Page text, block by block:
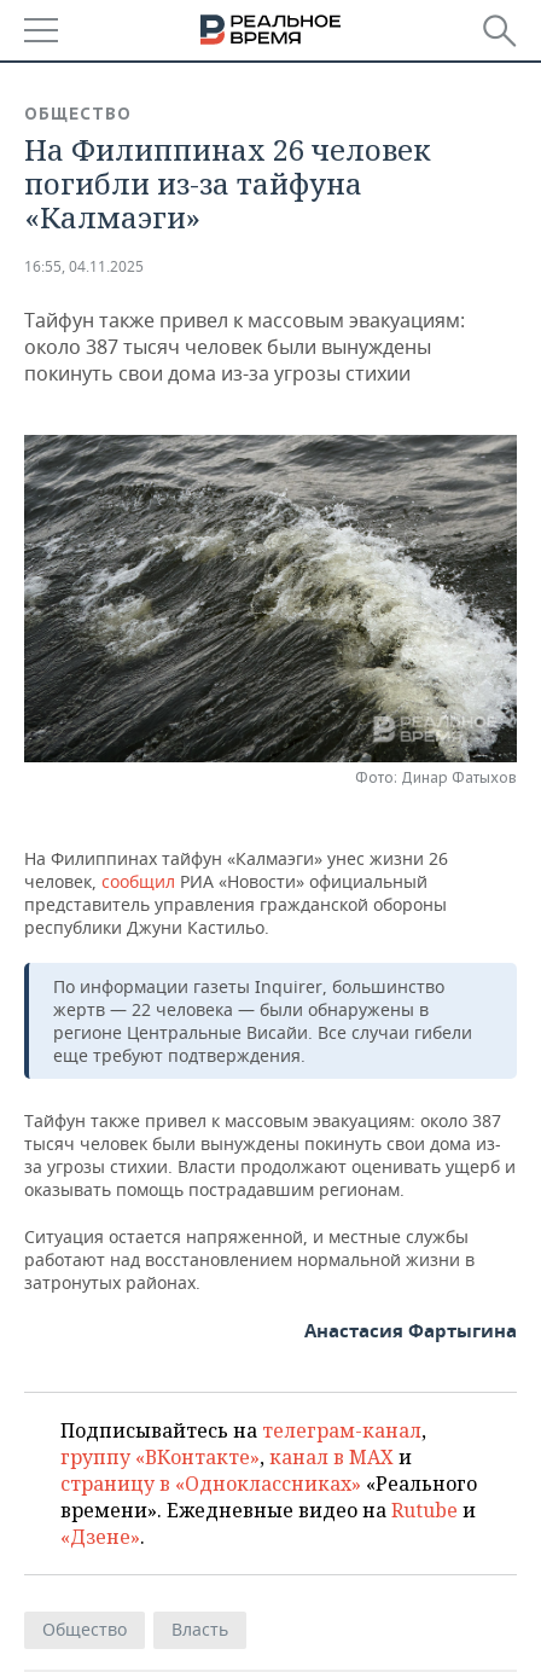
БАШКОРТОСТАН
ТАТАРСТАН
НОВОСТИ
АНАЛИТИКА
ДЕКЛАРАЦИИ О ДОХОДАХ
КОРОЛИ ГОСЗАКАЗА ПФО
КОМУ ПРИНАДЛЕЖАТ
ТОРГОВЫЕ ЦЕНТРЫ
ТАТАРСТАНА
НОВОСТИ ЭКОНОМИКИ
ФИНАНСЫ
БЮДЖЕТ
ИНВЕСТИЦИИ
ПРОМЫШЛЕННОСТЬ
НОВОСТИ
ПРОМЫШЛЕННОСТИ
АГРОПРОМ
МАШИНОСТРОЕНИЕ
НЕФТЕХИМИЯ
НЕФТЬ
ОПК
ЭНЕРГЕТИКА
НЕДВИЖИМОСТЬ
НОВОСТИ АВТО
БИЗНЕС
НОВОСТИ БИЗНЕСА
РОЗНИЧНАЯ ТОРГОВЛЯ
ТРАНСПОРТ
УСЛУГИ
ТЕХНОЛОГИИ
НОВОСТИ ТЕХНОЛОГИЙ
IT
МЕДИА
ТЕЛЕКОММУНИКАЦИИ
МЕРОПРИЯТИЯ
НОВОСТИ МЕРОПРИЯТИЙ
ВЫЕЗДНАЯ РЕДАКЦИЯ
БИЗНЕС-БРАНЧИ
ОТКРЫТАЯ ЛЕКЦИЯ
СПОРТ
НОВОСТИ СПОРТА
ФУТБОЛ
БАСКЕТБОЛ
ВОЛЕЙБОЛ
КИБЕРСПОРТ
ФИГУРНОЕ КАТАНИЕ
ВОДНЫЕ ВИДЫ СПОРТА
ХОККЕЙ С МЯЧОМ
ОБЩЕСТВО
НОВОСТИ ОБЩЕСТВА
ИНФРАСТРУКТУРА
ИСТОРИЯ
КУЛЬТУРА
МЕДИЦИНА
ОБРАЗОВАНИЕ
ПРОИСШЕСТВИЯ
ФОТОГАЛЕРЕЯ
СПРАВОЧНИК
СПИСОК ПЕРСОН
СПИСОК КОМПАНИЙ
ПОЛНАЯ ВЕРСИЯ
ОБЩЕСТВО
На Филиппинах 26 человек
погибли из-за тайфуна
«Калмаэги»
16:55, 04.11.2025
Тайфун также привел к массовым эвакуациям:
около 387 тысяч человек были вынуждены
покинуть свои дома из-за угрозы стихии
Фото: Динар Фатыхов
На Филиппинах тайфун «Калмаэги» унес жизни 26
человек, сообщил РИА «Новости» официальный
представитель управления гражданской обороны
республики Джуни Кастильо.
По информации газеты Inquirer, большинство
жертв — 22 человека — были обнаружены в
регионе Центральные Висайи. Все случаи гибели
еще требуют подтверждения.
Тайфун также привел к массовым эвакуациям: около 387
тысяч человек были вынуждены покинуть свои дома из-
за угрозы стихии. Власти продолжают оценивать ущерб и
оказывать помощь пострадавшим регионам.
Ситуация остается напряженной, и местные службы
работают над восстановлением нормальной жизни в
затронутых районах.
Анастасия Фартыгина
Подписывайтесь на телеграм-канал,
группу «ВКонтакте»,канал в MAXи
страницу в «Одноклассниках» «Реального
времени». Ежедневные видео наRutube и
«Дзене».
Общество Власть